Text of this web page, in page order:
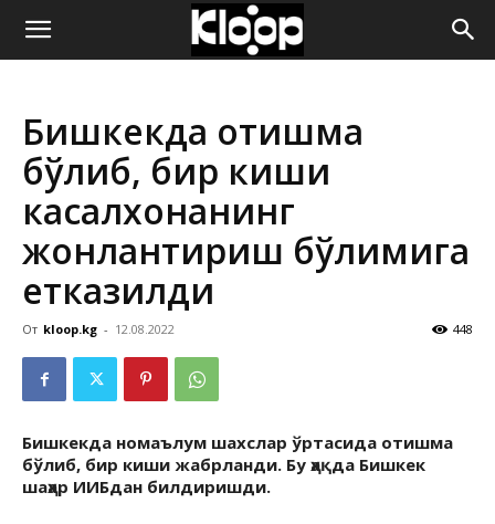
ҚИРҒИЗИСТОН
ЯНГИЛИКЛАРИ
Бишкекда отишма
бўлиб, бир киши
касалхонанинг
жонлантириш бўлимига
етказилди
От kloop.kg - 12.08.2022 448
Бишкекда номаълум шахслар ўртасида отишма
бўлиб, бир киши жабрланди. Бу ҳақда Бишкек
шаҳар ИИБдан билдиришди.